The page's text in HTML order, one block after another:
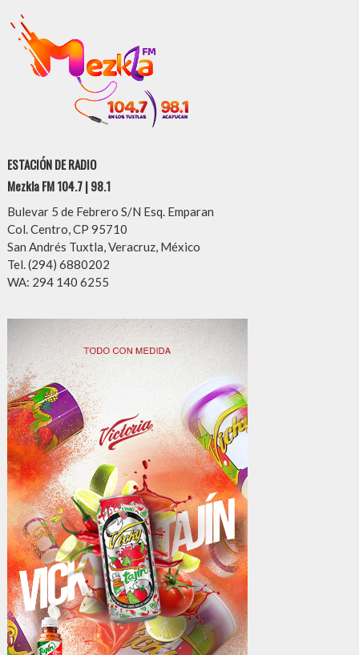
ESTACIÓN DE RADIO
Mezkla FM 104.7 | 98.1
Bulevar 5 de Febrero S/N Esq. Emparan
Col. Centro, CP 95710
San Andrés Tuxtla, Veracruz, México
Tel. (294) 6880202
WA: 294 140 6255